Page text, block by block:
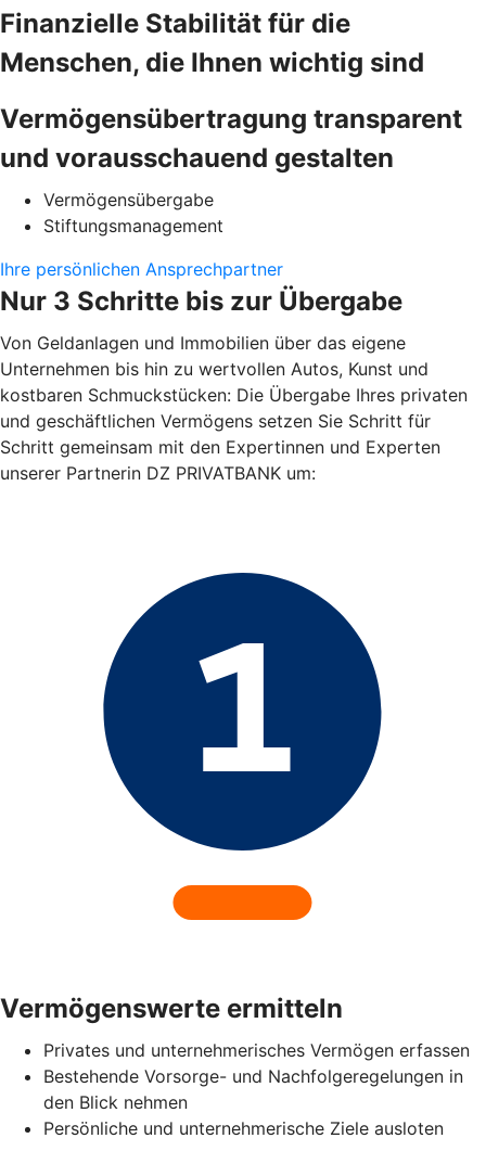
Finanzielle Stabilität für die
Menschen, die Ihnen wichtig sind
Vermögensübertragung transparent
und vorausschauend gestalten
Vermögensübergabe
Stiftungsmanagement
Ihre persönlichen Ansprechpartner
Nur 3 Schritte bis zur Übergabe
Von Geldanlagen und Immobilien über das eigene
Unternehmen bis hin zu wertvollen Autos, Kunst und
kostbaren Schmuckstücken: Die Übergabe Ihres privaten
und geschäftlichen Vermögens setzen Sie Schritt für
Schritt gemeinsam mit den Expertinnen und Experten
unserer Partnerin DZ PRIVATBANK um:
Vermögenswerte ermitteln
Privates und unternehmerisches Vermögen erfassen
Bestehende Vorsorge- und Nachfolgeregelungen in
den Blick nehmen
Persönliche und unternehmerische Ziele ausloten